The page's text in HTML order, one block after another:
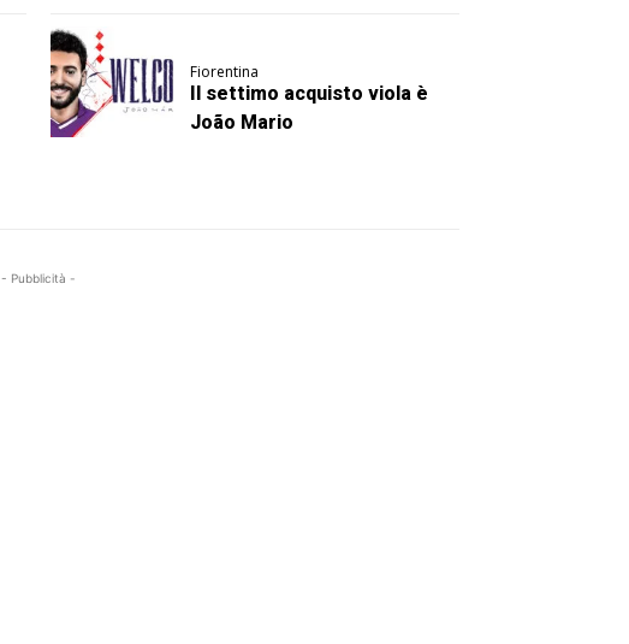
Fiorentina
Il settimo acquisto viola è
João Mario
- Pubblicità -